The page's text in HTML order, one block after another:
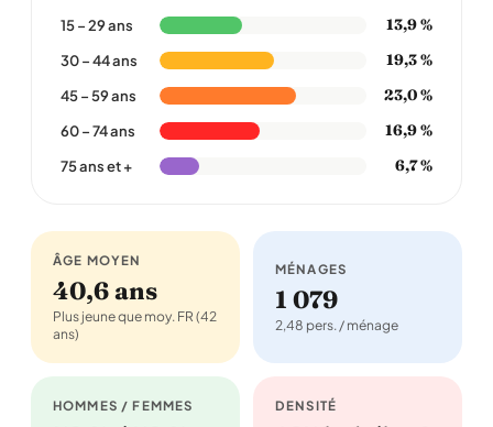
15 – 29 ans 13,9 %
30 – 44 ans 19,3 %
45 – 59 ans 23,0 %
60 – 74 ans 16,9 %
75 ans et + 6,7 %
ÂGE MOYEN
40,6 ans
Plus jeune que moy. FR (42
ans)
MÉNAGES
1 079
2,48 pers. / ménage
HOMMES / FEMMES DENSITÉ